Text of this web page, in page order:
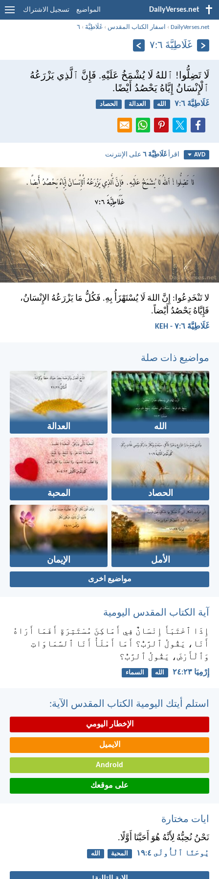
DailyVerses.net المواضيع تسجيل الاشتراك
DailyVerses.net
› اسفار الكتاب المقدس ›غَلَاطِيَّةَ ›٦
غَلَاطِيَّةَ ٦:‏٧
لَا تَضِلُّوا! ٱللهُ لَا يُشْمَخُ عَلَيْهِ. فَإِنَّ ٱلَّذِي يَزْرَعُهُ
ٱلْإِنْسَانُ إِيَّاهُ يَحْصُدُ أَيْضًا.
غَلَاطِيَّةَ ٦:‏٧ الله العدالة الحصاد
AVD اقرأغَلَاطِيَّةَ ٦ على الإنترنت
لا تَنْخَدِعُوا: إِنَّ اللهَ لَا يُسْتَهْزَأُ بِهِ. فَكُلُّ مَا يَزْرَعُهُ الإِنْسَانُ،
فَإِيَّاهُ يَحْصُدُ أَيْضاً.
غَلَاطِيَّةَ ٦:‏٧ - KEH
مواضيع ذات صلة
الله العدالة
الحصاد المحبة
الأمل الإيمان
مواضيع اخرى
آية الكتاب المقدس اليومية
إِذَا ٱخْتَبَأَ إِنْسَانٌ فِي أَمَاكِنَ مُسْتَتِرَةٍ أَفَمَا أَرَاهُ
أَنَا، يَقُولُ ٱلرَّبُّ؟ أَمَا أَمْلَأُ أَنَا ٱلسَّمَاوَاتِ
وَٱلْأَرْضَ، يَقُولُ ٱلرَّبُّ؟
إِرْمِيَا ٢٣:‏٢٤ الله السماء
استلم أيتك اليومية الكتاب المقدس الآية:
الإخطار اليومي
الايميل
Android
على موقعك
ايات مختارة
نَحْنُ نُحِبُّهُ لِأَنَّهُ هُوَ أَحَبَّنَا أَوَّلًا.
يُوحَنَّا ٱلْأُولَى ٤:‏١٩ المحبة الله